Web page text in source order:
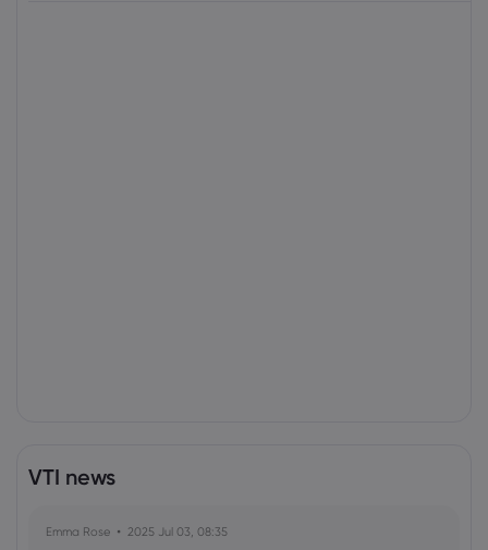
VTI news
Emma Rose 2025 Jul 03, 08:35